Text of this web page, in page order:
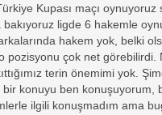
Kupası maçı oynuyoruz
ligde 6 hakemle
hakem yok, belki
pozisyonu çok net görebilirdi.
terin önemimi yok.
bir konuyu ben konuşuyorum,
ilgili konuşmadım ama